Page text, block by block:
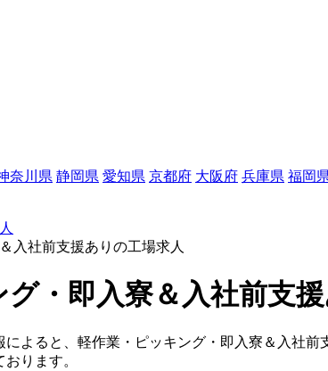
奈川県 静岡県 愛知県 京都府 大阪府 兵庫県 福岡
入社前支援ありの工場求人
・即入寮＆入社前支
よると、軽作業・ピッキング・即入寮＆入社前
ります。